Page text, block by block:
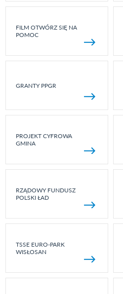
FILM OTWÓRZ SIĘ NA
POMOC
GRANTY PPGR
PROJEKT CYFROWA
GMINA
RZĄDOWY FUNDUSZ
POLSKI ŁAD
TSSE EURO-PARK
WISŁOSAN